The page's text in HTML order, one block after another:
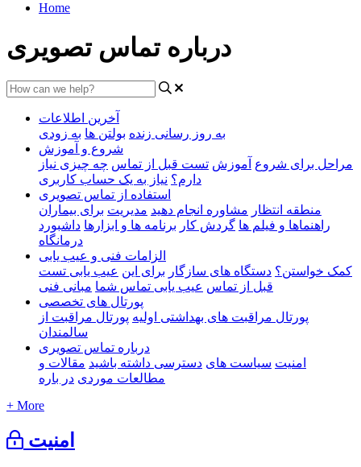
Home
درباره تماس تصویری
آخرین اطلاعات
به روز رسانی زنده بولتن ها به زودی
شروع و آموزش
مراحل برای شروع آموزش تست قبل از تماس چه چیزی نیاز
دارم؟ نیاز به یک حساب کاربری
استفاده از تماس تصویری
منطقه انتظار مشاوره انجام دهید مدیریت برای بیماران
راهنماها و فیلم ها گردش کار برنامه ها و ابزارها داشبورد
درمانگاه
الزامات فنی و عیب یابی
کمک خواستن؟ دستگاه های سازگار برای این عیب یابی تست
قبل از تماس عیب یابی تماس شما مبانی فنی
پورتال های تخصصی
پورتال مراقبت های بهداشتی اولیه پورتال مراقبت از
سالمندان
درباره تماس تصویری
امنیت سیاست های دسترسی داشته باشید مقالات و
مطالعات موردی در باره
+ More
امنیت